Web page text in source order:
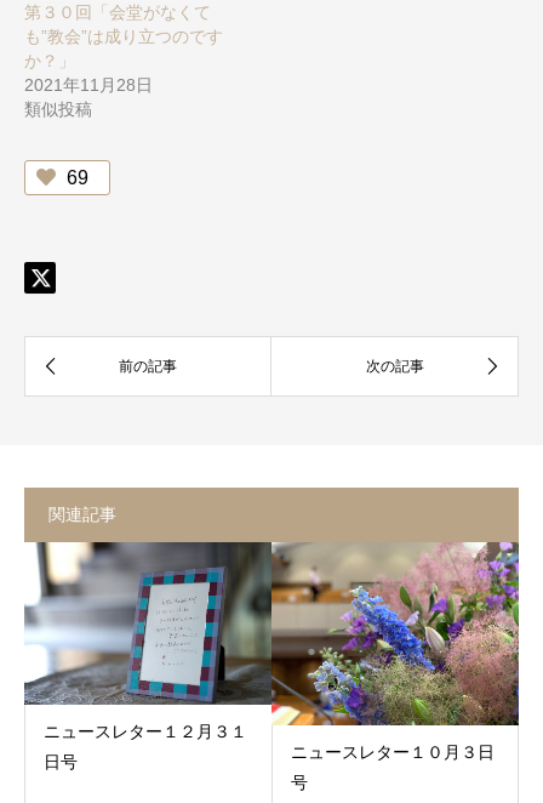
第３０回「会堂がなくて
も”教会”は成り立つのです
か？」
2021年11月28日
類似投稿
69
関連記事
ニュースレター１２月３１
日号
ニュースレター１０月３日
号